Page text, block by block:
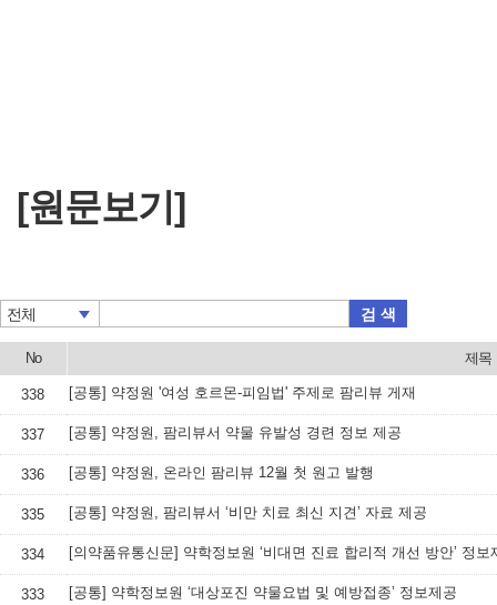
[원문보기]
전체 검 색
No 제목
338 [공통] 약정원 '여성 호르몬-피임법' 주제로 팜리뷰 게재
337 [공통] 약정원, 팜리뷰서 약물 유발성 경련 정보 제공
336 [공통] 약정원, 온라인 팜리뷰 12월 첫 원고 발행
335 [공통] 약정원, 팜리뷰서 ‘비만 치료 최신 지견’ 자료 제공
334 [의약품유통신문] 약학정보원 ‘비대면 진료 합리적 개선 방안’ 정보
333 [공통] 약학정보원 ‘대상포진 약물요법 및 예방접종’ 정보제공